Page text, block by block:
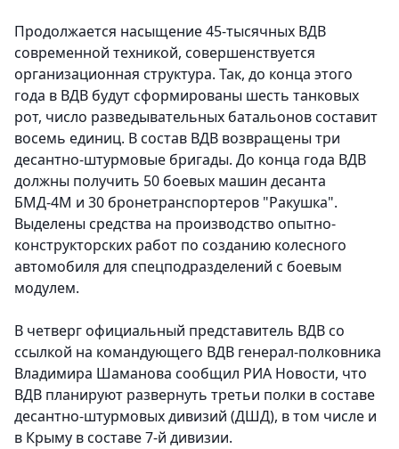
Продолжается насыщение 45-тысячных ВДВ
современной техникой, совершенствуется
организационная структура. Так, до конца этого
года в ВДВ будут сформированы шесть танковых
рот, число разведывательных батальонов составит
восемь единиц. В состав ВДВ возвращены три
десантно-штурмовые бригады. До конца года ВДВ
должны получить 50 боевых машин десанта
БМД-4М и 30 бронетранспортеров "Ракушка".
Выделены средства на производство опытно-
конструкторских работ по созданию колесного
автомобиля для спецподразделений с боевым
модулем.
В четверг официальный представитель ВДВ со
ссылкой на командующего ВДВ генерал-полковника
Владимира Шаманова сообщил РИА Новости, что
ВДВ планируют развернуть третьи полки в составе
десантно-штурмовых дивизий (ДШД), в том числе и
в Крыму в составе 7-й дивизии.